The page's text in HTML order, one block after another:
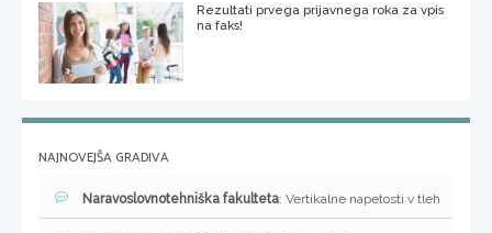
Rezultati prvega prijavnega roka za vpis
na faks!
NAJNOVEJŠA GRADIVA
Naravoslovnotehniška fakulteta: Vertikalne napetosti v tleh